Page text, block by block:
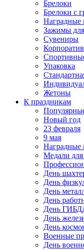
Брелоки
Брелоки с
Наградные
Зажимы для
Сувениры
Упаковка
Жетоны
К праздникам
Новый год
23 февраля
9 мая
Наградные
Медали
День
День
День
День
День
День
День
Военные
День